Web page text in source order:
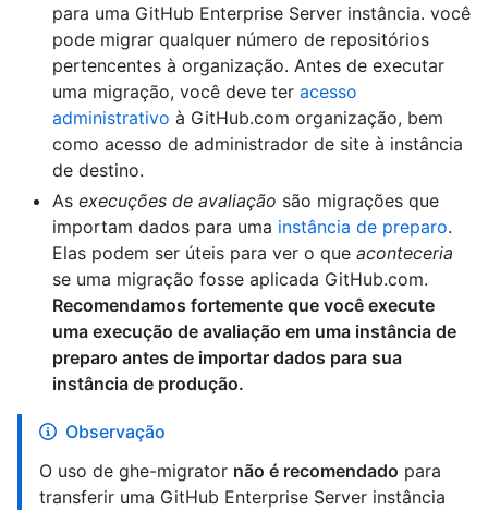
para uma GitHub Enterprise Server instância. você
pode migrar qualquer número de repositórios
pertencentes à organização. Antes de executar
uma migração, você deve ter acesso
administrativo à GitHub.com organização, bem
como acesso de administrador de site à instância
de destino.
As execuções de avaliação são migrações que
importam dados para uma instância de preparo.
Elas podem ser úteis para ver o que aconteceria
se uma migração fosse aplicada GitHub.com.
Recomendamos fortemente que você execute
uma execução de avaliação em uma instância de
preparo antes de importar dados para sua
instância de produção.
Observação
O uso de ghe-migrator não é recomendado para
transferir uma GitHub Enterprise Server instância